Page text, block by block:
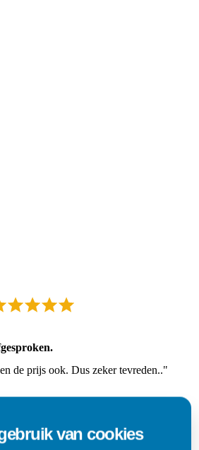
de prijs ook. Dus zeker tevreden.."
van cookies